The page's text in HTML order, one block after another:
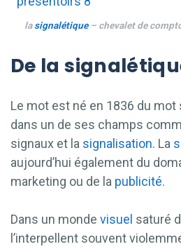
lasignalétique– chevalet de
De la
Le mot est né en 1836 du mot
dans un de ses champs
signaux et la signalisation. La
aujourd’hui également du
marketing ou de la publicité.
Dans un monde visuel saturé
l’interpellent souvent